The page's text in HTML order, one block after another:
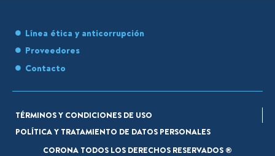
Línea ética y anticorrupción
Proveedores
Contacto
TÉRMINOS Y CONDICIONES DE USO
POLÍTICA Y TRATAMIENTO DE DATOS PERSONALES
CORONA TODOS LOS DERECHOS RESERVADOS ®